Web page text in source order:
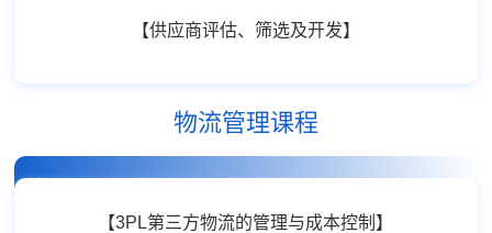
【供应商评估、筛选及开发】
物流管理课程
【3PL第三方物流的管理与成本控制】